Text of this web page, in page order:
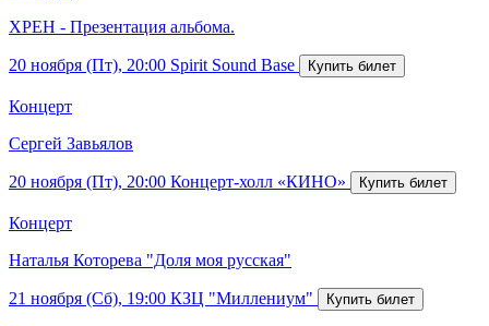
ХРЕН - Презентация альбома.
20 ноября (Пт), 20:00 Spirit Sound Base
Концерт
Сергей Завьялов
20 ноября (Пт), 20:00 Концерт-холл «КИНО»
Концерт
Наталья Которева "Доля моя русская"
21 ноября (Сб), 19:00 КЗЦ "Миллениум"